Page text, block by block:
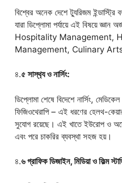
বিশ্বের অনেক দেশে ট্যুরিজম
যারা ডিপ্লোমা পর্যায়ে এই বিষয়ে জ্ঞান
Hospitality Management,
Management, Culinary Arts
৪.৫ সাস্থ‍্য ও নার্সিং:
ডিপ্লোমা শেষে বিদেশে নার্সিং,
ফিজিওথেরাপি – এই ধরণের হেলথ-
সুযোগ রয়েছে। এই খাতে ইউরোপ ও
এবং পরে চাকরির ব্যবস্থা সহজ হয়।
৪.৬ গ্রাফিক ডিজাইন, মিডিয়া ও ফিল্ম